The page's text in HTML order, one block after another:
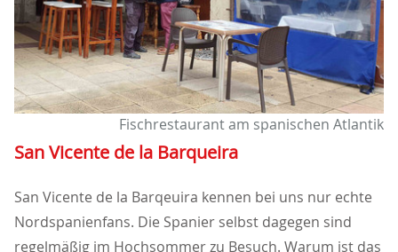
Fischrestaurant am spanischen Atlantik
San Vicente de la Barqueira
San Vicente de la Barqeuira kennen bei uns nur echte
Nordspanienfans. Die Spanier selbst dagegen sind
regelmäßig im Hochsommer zu Besuch. Warum ist das